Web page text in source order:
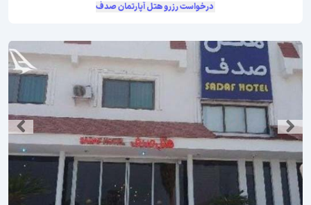
درخواست رزرو هتل آپارتمان صدف